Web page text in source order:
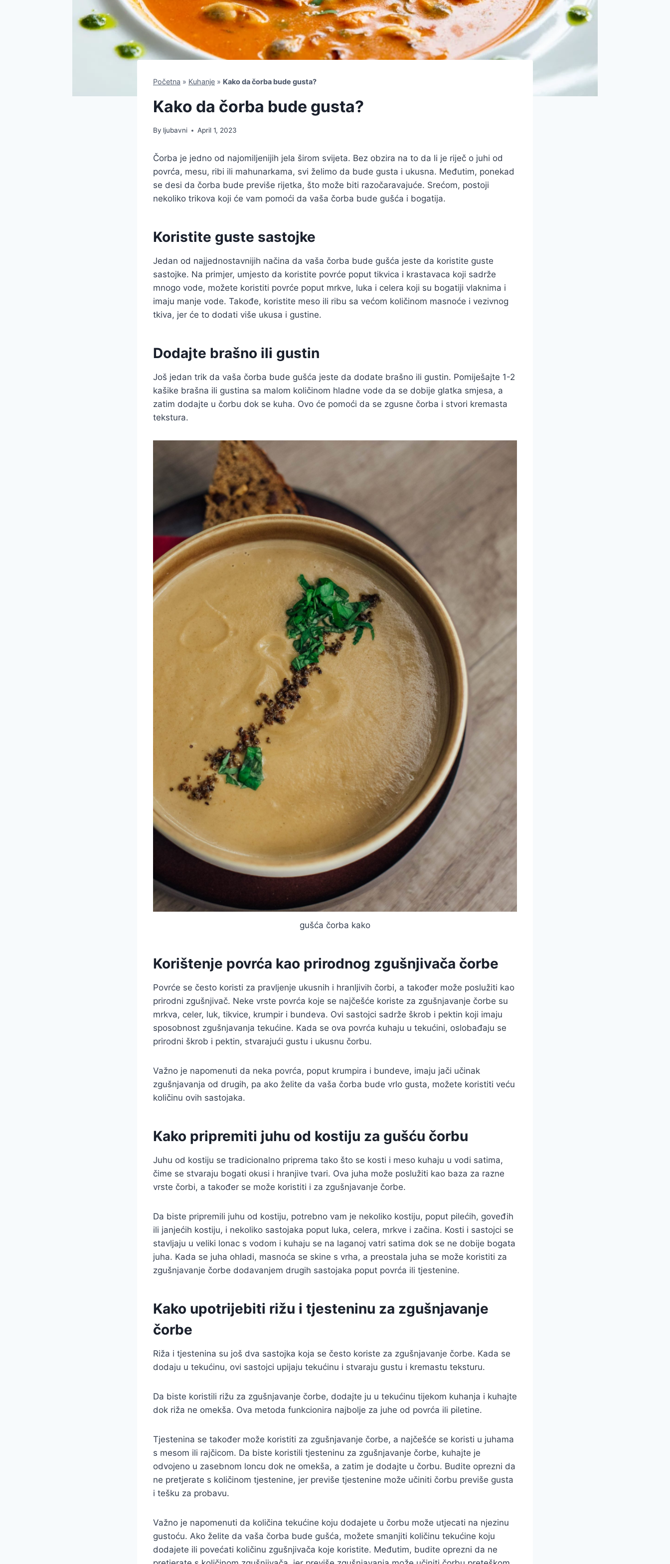
Početna » Kuhanje » Kako da čorba bude gusta?
Kako da čorba bude gusta?
By ljubavni April 1, 2023
Čorba je jedno od najomiljenijih jela širom svijeta. Bez obzira na to da li je riječ o juhi od
povrća, mesu, ribi ili mahunarkama, svi želimo da bude gusta i ukusna. Međutim, ponekad
se desi da čorba bude previše rijetka, što može biti razočaravajuće. Srećom, postoji
nekoliko trikova koji će vam pomoći da vaša čorba bude gušća i bogatija.
Koristite guste sastojke
Jedan od najjednostavnijih načina da vaša čorba bude gušća jeste da koristite guste
sastojke. Na primjer, umjesto da koristite povrće poput tikvica i krastavaca koji sadrže
mnogo vode, možete koristiti povrće poput mrkve, luka i celera koji su bogatiji vlaknima i
imaju manje vode. Takođe, koristite meso ili ribu sa većom količinom masnoće i vezivnog
tkiva, jer će to dodati više ukusa i gustine.
Dodajte brašno ili gustin
Još jedan trik da vaša čorba bude gušća jeste da dodate brašno ili gustin. Pomiješajte 1-2
kašike brašna ili gustina sa malom količinom hladne vode da se dobije glatka smjesa, a
zatim dodajte u čorbu dok se kuha. Ovo će pomoći da se zgusne čorba i stvori kremasta
tekstura.
gušća čorba kako
Korištenje povrća kao prirodnog zgušnjivača čorbe
Povrće se često koristi za pravljenje ukusnih i hranljivih čorbi, a također može poslužiti kao
prirodni zgušnjivač. Neke vrste povrća koje se najčešće koriste za zgušnjavanje čorbe su
mrkva, celer, luk, tikvice, krumpir i bundeva. Ovi sastojci sadrže škrob i pektin koji imaju
sposobnost zgušnjavanja tekućine. Kada se ova povrća kuhaju u tekućini, oslobađaju se
prirodni škrob i pektin, stvarajući gustu i ukusnu čorbu.
Važno je napomenuti da neka povrća, poput krumpira i bundeve, imaju jači učinak
zgušnjavanja od drugih, pa ako želite da vaša čorba bude vrlo gusta, možete koristiti veću
količinu ovih sastojaka.
Kako pripremiti juhu od kostiju za gušću čorbu
Juhu od kostiju se tradicionalno priprema tako što se kosti i meso kuhaju u vodi satima,
čime se stvaraju bogati okusi i hranjive tvari. Ova juha može poslužiti kao baza za razne
vrste čorbi, a također se može koristiti i za zgušnjavanje čorbe.
Da biste pripremili juhu od kostiju, potrebno vam je nekoliko kostiju, poput pilećih, goveđih
ili janjećih kostiju, i nekoliko sastojaka poput luka, celera, mrkve i začina. Kosti i sastojci se
stavljaju u veliki lonac s vodom i kuhaju se na laganoj vatri satima dok se ne dobije bogata
juha. Kada se juha ohladi, masnoća se skine s vrha, a preostala juha se može koristiti za
zgušnjavanje čorbe dodavanjem drugih sastojaka poput povrća ili tjestenine.
Kako upotrijebiti rižu i tjesteninu za zgušnjavanje
čorbe
Riža i tjestenina su još dva sastojka koja se često koriste za zgušnjavanje čorbe. Kada se
dodaju u tekućinu, ovi sastojci upijaju tekućinu i stvaraju gustu i kremastu teksturu.
Da biste koristili rižu za zgušnjavanje čorbe, dodajte ju u tekućinu tijekom kuhanja i kuhajte
dok riža ne omekša. Ova metoda funkcionira najbolje za juhe od povrća ili piletine.
Tjestenina se također može koristiti za zgušnjavanje čorbe, a najčešće se koristi u juhama
s mesom ili rajčicom. Da biste koristili tjesteninu za zgušnjavanje čorbe, kuhajte je
odvojeno u zasebnom loncu dok ne omekša, a zatim je dodajte u čorbu. Budite oprezni da
ne pretjerate s količinom tjestenine, jer previše tjestenine može učiniti čorbu previše gusta
i tešku za probavu.
Važno je napomenuti da količina tekućine koju dodajete u čorbu može utjecati na njezinu
gustoću. Ako želite da vaša čorba bude gušća, možete smanjiti količinu tekućine koju
dodajete ili povećati količinu zgušnjivača koje koristite. Međutim, budite oprezni da ne